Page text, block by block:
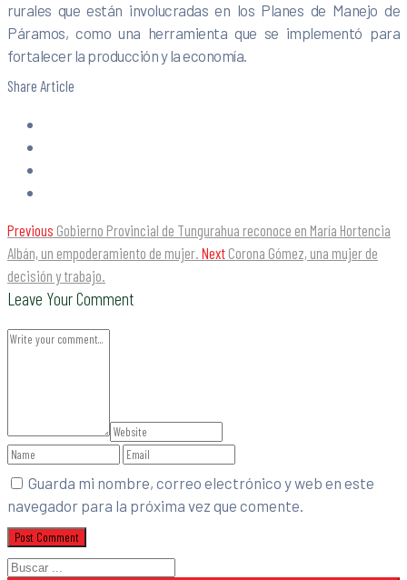
rurales que están involucradas en los Planes de Manejo de
Páramos, como una herramienta que se implementó para
fortalecer la producción y la economía.
Share Article
Previous Gobierno Provincial de Tungurahua reconoce en María Hortencia
Albán, un empoderamiento de mujer. Next Corona Gómez, una mujer de
decisión y trabajo.
Leave Your Comment
Guarda mi nombre, correo electrónico y web en este
navegador para la próxima vez que comente.